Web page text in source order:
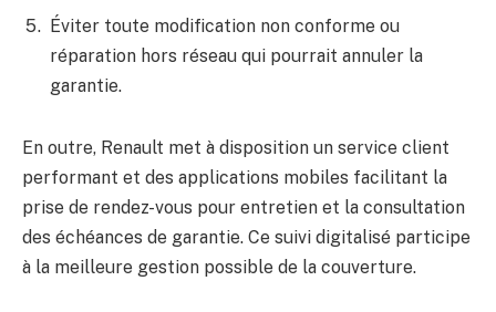
Éviter toute modification non conforme ou
réparation hors réseau qui pourrait annuler la
garantie.
En outre, Renault met à disposition un service client
performant et des applications mobiles facilitant la
prise de rendez-vous pour entretien et la consultation
des échéances de garantie. Ce suivi digitalisé participe
à la meilleure gestion possible de la couverture.